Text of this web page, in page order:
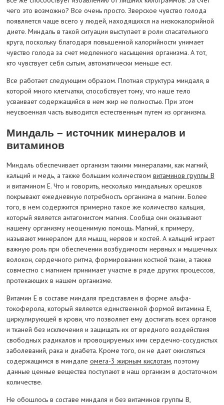
чего это возможно? Все очень просто. Зверское чувство голода
появляется чаще всего у людей, находящихся на низкокалорийной
диете. Миндаль в такой ситуации выступает в роли спасательного
круга, поскольку благодаря повышенной калорийности унимает
чувство голода за счет медленного насыщения организма. А тот,
кто чувствует себя сытым, автоматически меньше ест.
Все работает следующим образом. Плотная структура миндаля, в
которой много клетчатки, способствует тому, что наше тело
усваивает содержащийся в нем жир не полностью. При этом
неусвоенная часть выводится естественным путем из организма.
Миндаль – источник минералов и
витаминов
Миндаль обеспечивает организм такими минералами, как магний,
кальций и медь, а также большим количеством витаминов группы B
и витамином E. Что и говорить, несколько миндальных орешков
покрывают ежедневную потребность организма в магнии. Более
того, в нем содержится примерно такое же количество кальция,
который является антагонистом магния. Сообща они оказывают
нашему организму неоценимую помощь. Магний, к примеру,
называют минералом для мышц, нервов и костей. А кальций играет
важную роль при обеспечении возбудимости нервных и мышечных
волокон, сердечного ритма, формировании костной ткани, а также
совместно с магнием принимает участие в ряде других процессов,
протекающих в нашем организме.
Витамин E в составе миндаля представлен в форме альфа-
токоферола, который является единственной формой витамина E,
циркулирующей в крови, что позволяет ему достигать всех органов
и тканей без исключения и защищать их от вредного воздействия
свободных радикалов и провоцируемых ими сердечно-сосудистых
заболеваний, рака и диабета. Кроме того, он не дает окисляться
содержащимся в миндале омега-3 жирным кислотам, поэтому
данные ценные вещества поступают в наш организм в достаточном
количестве.
Не обошлось в составе миндаля и без витаминов группы B,